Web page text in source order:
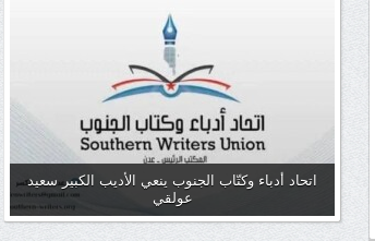
اتحاد أدباء وكتّاب الجنوب ينعي الأديب الكبير سعيد
عولقي